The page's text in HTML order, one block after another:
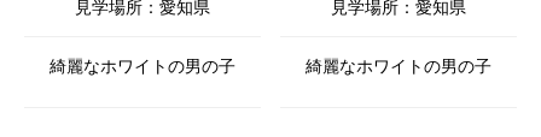
見学場所：愛知県
綺麗なホワイトの男の子
見学場所：愛知県
綺麗なホワイトの男の子